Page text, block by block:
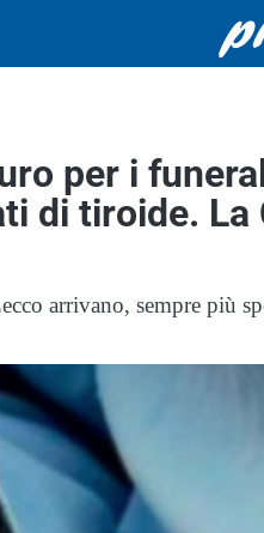
per i
di tiroide. La
arrivano, sempre più